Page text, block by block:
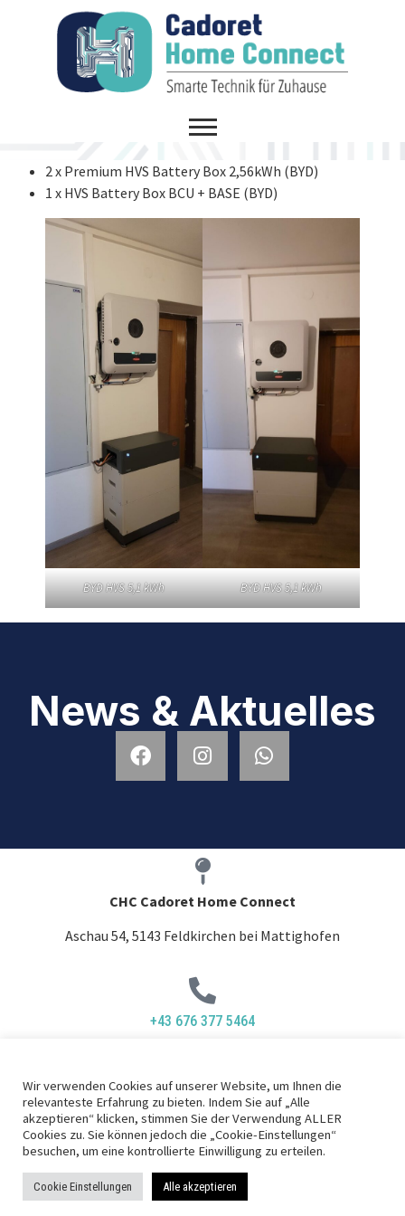
2 x Premium HVS Battery Box 2,56kWh (BYD)
1 x HVS Battery Box BCU + BASE (BYD)
BYD HVS 5,1 kWh BYD HVS 5,1 kWh
Wir verwenden Cookies auf unserer Website, um Ihnen die
relevanteste Erfahrung zu bieten. Indem Sie auf „Alle
akzeptieren“ klicken, stimmen Sie der Verwendung ALLER
Cookies zu. Sie können jedoch die „Cookie-Einstellungen“
besuchen, um eine kontrollierte Einwilligung zu erteilen.
Cookie Einstellungen Alle akzeptieren
News & Aktuelles
CHC Cadoret Home Connect
Aschau 54, 5143 Feldkirchen bei Mattighofen​
+43 676 377 5464
office@chc.co.at
Impressum|Datenschutz